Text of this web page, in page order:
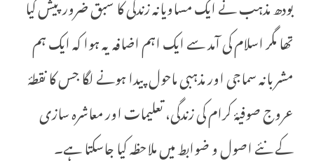
تھا مگر اسلام کی آمد سے ایک اہم اضافہ یہ ہوا کہ ایک ہم
مشربانہ سماجی اور مذہبی ماحول پیدا ہونے لگا جس کا نقطۂ
عروج صوفیۂ کرام کی زندگی، تعلیمات اور معاشرہ سازی
کے نئے اصول و ضوابط میں ملاحظہ کیا جاسکتا ہے۔